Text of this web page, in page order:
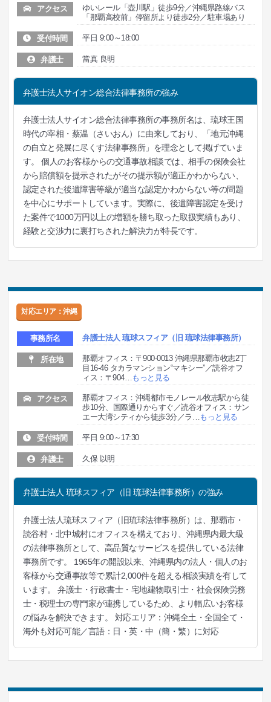
アクセス
ゆいレール「壺川駅」徒歩9分／沖縄県路線バス
「那覇高校前」停留所より徒歩2分／駐車場あり
受付時間 平日 9:00～18:00
弁護士 當真 良明
弁護士法人サイオン総合法律事務所の強み
弁護士法人サイオン総合法律事務所の事務所名は、琉球王国
時代の宰相・蔡温（さいおん）に由来しており、「地元沖縄
の自立と発展に尽くす法律事務所」を理念として掲げていま
す。 個人のお客様からの交通事故相談では、相手の保険会社
から賠償額を提示されたがその提示額が適正かわからない、
認定された後遺障害等級が適当な認定かわからない等の問題
を中心にサポートしています。実際に、後遺障害認定を受け
た案件で1000万円以上の増額を勝ち取った取扱実績もあり、
経験と交渉力に裏打ちされた解決力が特長です。
対応エリア：沖縄
事務所名 弁護士法人 琉球スフィア（旧 琉球法律事務所）
所在地
那覇オフィス：〒900-0013 沖縄県那覇市牧志2丁
目16-46 タカラマンション“マキシー”／読谷オフ
ィス：〒904…もっと見る
アクセス
那覇オフィス：沖縄都市モノレール牧志駅から徒
歩10分、国際通りからすぐ／読谷オフィス：サン
エー大湾シティから徒歩3分／ラ …もっと見る
受付時間 平日 9:00～17:30
弁護士 久保 以明
弁護士法人 琉球スフィア（旧 琉球法律事務所）の強み
弁護士法人琉球スフィア（旧琉球法律事務所）は、那覇市・
読谷村・北中城村にオフィスを構えており、沖縄県内最大級
の法律事務所として、高品質なサービスを提供している法律
事務所です。 1965年の開設以来、沖縄県内の法人・個人のお
客様から交通事故等で累計2,000件を超える相談実績を有して
います。 弁護士・行政書士・宅地建物取引士・社会保険労務
士・税理士の専門家が連携しているため、より幅広いお客様
の悩みを解決できます。 対応エリア：沖縄全土・全国全て・
海外も対応可能／言語：日・英・中（簡・繁）に対応